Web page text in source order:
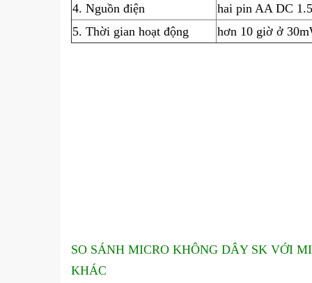
4. Nguồn điện
hai pin AA DC
5. Thời gian hoạt động
hơn 10 giờ ở
SO SÁNH MICRO KHÔNG DÂY SK VỚI
KHÁC